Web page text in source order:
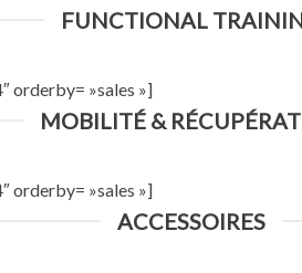
FUNCTIONAL
orderby= »sales »]
MOBILITÉ &
orderby= »sales »]
ACCESSOIRES